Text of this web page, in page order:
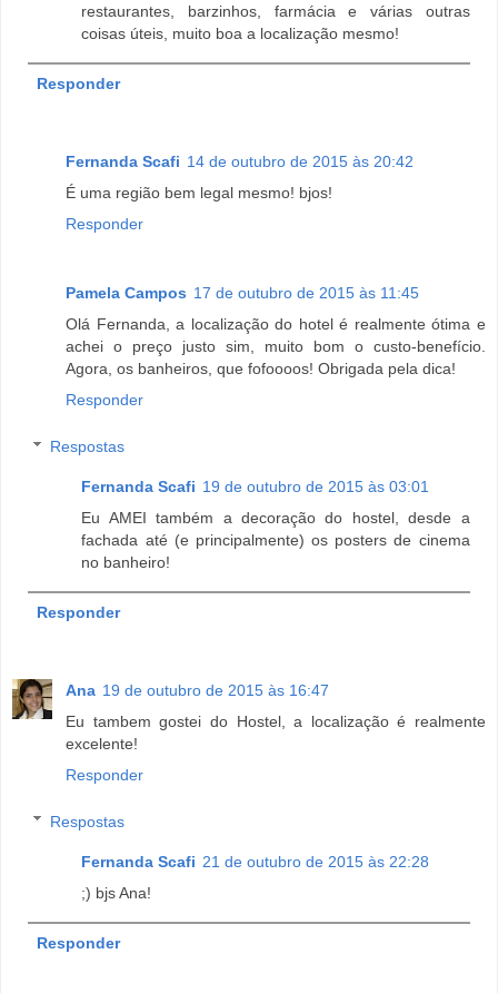
restaurantes, barzinhos, farmácia e várias outras
coisas úteis, muito boa a localização mesmo!
Responder
Fernanda Scafi 14 de outubro de 2015 às 20:42
É uma região bem legal mesmo! bjos!
Responder
Pamela Campos 17 de outubro de 2015 às 11:45
Olá Fernanda, a localização do hotel é realmente ótima e
achei o preço justo sim, muito bom o custo-benefício.
Agora, os banheiros, que fofoooos! Obrigada pela dica!
Responder
Respostas
Fernanda Scafi 19 de outubro de 2015 às 03:01
Eu AMEI também a decoração do hostel, desde a
fachada até (e principalmente) os posters de cinema
no banheiro!
Responder
Ana 19 de outubro de 2015 às 16:47
Eu tambem gostei do Hostel, a localização é realmente
excelente!
Responder
Respostas
Fernanda Scafi 21 de outubro de 2015 às 22:28
;) bjs Ana!
Responder